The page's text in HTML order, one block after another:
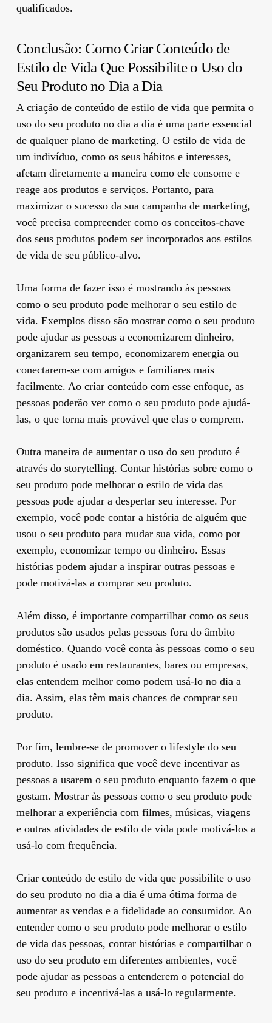
qualificados.
Conclusão: Como Criar Conteúdo de
Estilo de Vida Que Possibilite o Uso do
Seu Produto no Dia a Dia
A criação de conteúdo de estilo de vida que permita o
uso do seu produto no dia a dia é uma parte essencial
de qualquer plano de marketing. O estilo de vida de
um indivíduo, como os seus hábitos e interesses,
afetam diretamente a maneira como ele consome e
reage aos produtos e serviços. Portanto, para
maximizar o sucesso da sua campanha de marketing,
você precisa compreender como os conceitos-chave
dos seus produtos podem ser incorporados aos estilos
de vida de seu público-alvo.
Uma forma de fazer isso é mostrando às pessoas
como o seu produto pode melhorar o seu estilo de
vida. Exemplos disso são mostrar como o seu produto
pode ajudar as pessoas a economizarem dinheiro,
organizarem seu tempo, economizarem energia ou
conectarem-se com amigos e familiares mais
facilmente. Ao criar conteúdo com esse enfoque, as
pessoas poderão ver como o seu produto pode ajudá-
las, o que torna mais provável que elas o comprem.
Outra maneira de aumentar o uso do seu produto é
através do storytelling. Contar histórias sobre como o
seu produto pode melhorar o estilo de vida das
pessoas pode ajudar a despertar seu interesse. Por
exemplo, você pode contar a história de alguém que
usou o seu produto para mudar sua vida, como por
exemplo, economizar tempo ou dinheiro. Essas
histórias podem ajudar a inspirar outras pessoas e
pode motivá-las a comprar seu produto.
Além disso, é importante compartilhar como os seus
produtos são usados pelas pessoas fora do âmbito
doméstico. Quando você conta às pessoas como o seu
produto é usado em restaurantes, bares ou empresas,
elas entendem melhor como podem usá-lo no dia a
dia. Assim, elas têm mais chances de comprar seu
produto.
Por fim, lembre-se de promover o lifestyle do seu
produto. Isso significa que você deve incentivar as
pessoas a usarem o seu produto enquanto fazem o que
gostam. Mostrar às pessoas como o seu produto pode
melhorar a experiência com filmes, músicas, viagens
e outras atividades de estilo de vida pode motivá-los a
usá-lo com frequência.
Criar conteúdo de estilo de vida que possibilite o uso
do seu produto no dia a dia é uma ótima forma de
aumentar as vendas e a fidelidade ao consumidor. Ao
entender como o seu produto pode melhorar o estilo
de vida das pessoas, contar histórias e compartilhar o
uso do seu produto em diferentes ambientes, você
pode ajudar as pessoas a entenderem o potencial do
seu produto e incentivá-las a usá-lo regularmente.